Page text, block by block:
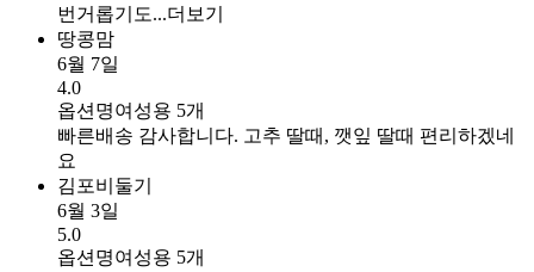
번거롭기도...더보기
땅콩맘
6월 7일
4.0
옵션명여성용 5개
빠른배송 감사합니다. 고추 딸때, 깻잎 딸때 편리하겠네
요
김포비둘기
6월 3일
5.0
옵션명여성용 5개